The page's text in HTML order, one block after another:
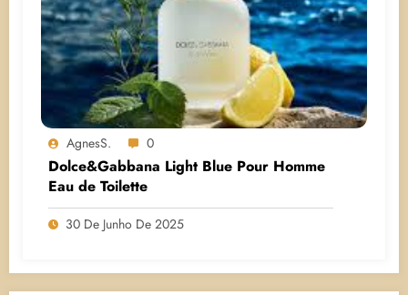
AgnesS. 0
Dolce&Gabbana Light Blue Pour Homme
Eau de Toilette
30 De Junho De 2025